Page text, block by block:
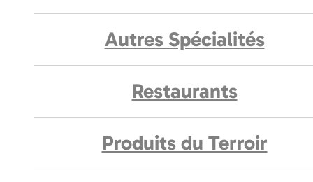
Autres Spécialités
Restaurants
Produits du Terroir